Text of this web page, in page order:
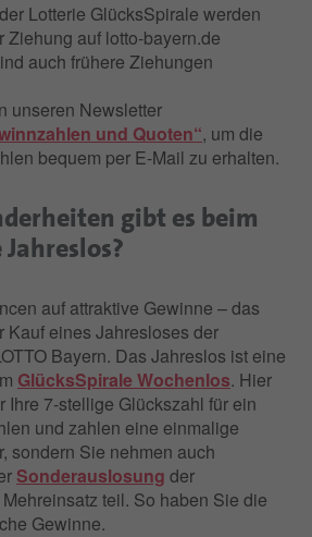
der Lotterie GlücksSpirale werden
Ziehung auf lotto-bayern.de
auch frühere Ziehungen
unseren Newsletter
und Quoten“, um die
bequem per E-Mail zu erhalten.
gibt es beim
auf attraktive Gewinne – das
Kauf eines Jahresloses der
Bayern. Das Jahreslos ist eine
GlücksSpirale Wochenlos. Hier
Ihre 7-stellige Glückszahl für ein
und zahlen eine einmalige
sondern Sie nehmen auch
Sonderauslosung der
teil. So haben Sie die
Gewinne.